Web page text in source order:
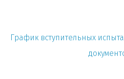
График вступительных